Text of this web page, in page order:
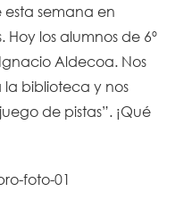
semana en
los alumnos de 6º
Aldecoa. Nos
biblioteca y nos
de pistas”. ¡Qué